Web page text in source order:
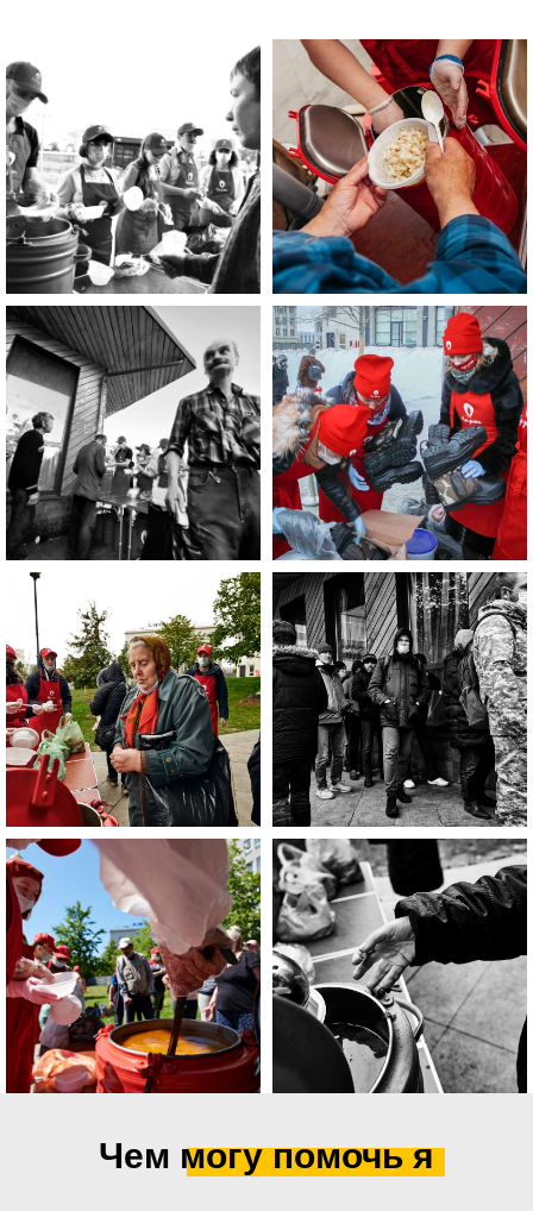
Чем могу помочь я
Если Вы нуждаетесь в помощи, то
эта информация для Вас.
Каждый может оказаться в
сложной жизненной ситуации,
главное - знать, к кому обратиться
за помощью!
Помощь нужна
Вам?
ЧИТАТЬ